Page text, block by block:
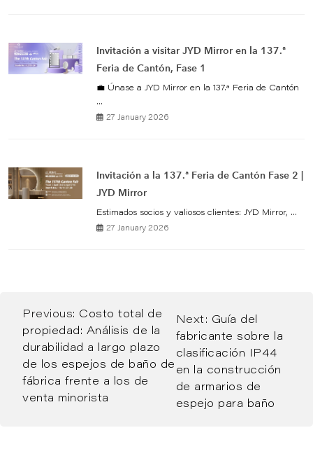
Invitación a visitar JYD Mirror en la 137.ª
Feria de Cantón, Fase 1
💼 Únase a JYD Mirror en la 137.ª Feria de Cantón
...
27 January 2026
Invitación a la 137.ª Feria de Cantón Fase 2 |
JYD Mirror
Estimados socios y valiosos clientes: JYD Mirror, ...
27 January 2026
Previous: Costo total de
propiedad: Análisis de la
durabilidad a largo plazo
de los espejos de baño de
fábrica frente a los de
venta minorista
Next: Guía del
fabricante sobre la
clasificación IP44
en la construcción
de armarios de
espejo para baño